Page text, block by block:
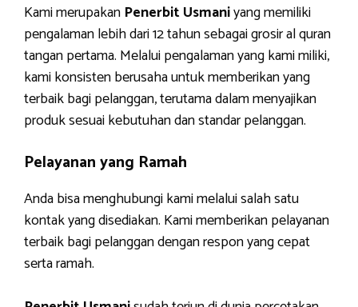
Kami merupakan Penerbit Usmaniyang memiliki
pengalaman lebih dari 12 tahun sebagai grosir al quran
tangan pertama. Melalui pengalaman yang kami miliki,
kami konsisten berusaha untuk memberikan yang
terbaik bagi pelanggan, terutama dalam menyajikan
produk sesuai kebutuhan dan standar pelanggan.
Pelayanan yang Ramah
Anda bisa menghubungi kami melalui salah satu
kontak yang disediakan. Kami memberikan pelayanan
terbaik bagi pelanggan dengan respon yang cepat
serta ramah.